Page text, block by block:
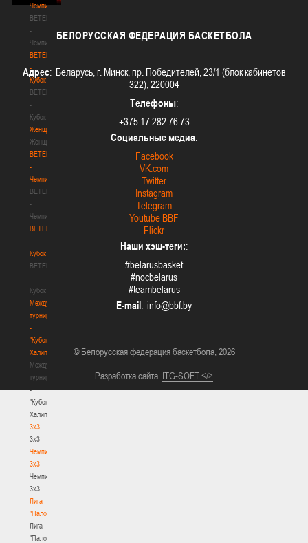
Чемпионат
BETERA
-
Чемпионат
BETERA
-
Кубок
BETERA
-
Кубок
Женщины
Женщины
BETERA
-
Чемпионат
BETERA
-
Чемпионат
BETERA
-
Кубок
BETERA
-
Кубок
Международный
турнир
-
"Кубок
Халипского"
Международный
турнир
-
"Кубок
Халипского"
3x3
3x3
Чемпионат
3х3
Чемпионат
3х3
Лига
"Палова"
Лига
"Палова"
БЕЛОРУССКАЯ ФЕДЕРАЦИЯ БАСКЕТБОЛА
Адрес: Беларусь, г. Минск, пр. Победителей, 23/1 (блок кабинетов
322), 220004
Телефоны:
+375 17 282 76 73
Социальные медиа:
Facebook
VK.com
Twitter
Instagram
Telegram
Youtube BBF
Flickr
Наши хэш-теги::
#belarusbasket
#nocbelarus
#teambelarus
E-mail:
© Белорусская федерация баскетбола, 2026
Разработка сайта ITG-SOFT </>